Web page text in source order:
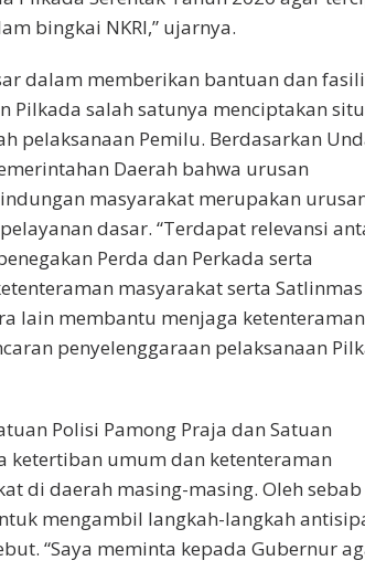
bingkai NKRI,” ujarnya.
dalam memberikan bantuan dan
Pilkada salah satunya menciptakan
pelaksanaan Pemilu. Berdasarkan
Daerah bahwa urusan
masyarakat merupakan
dasar. “Terdapat relevansi
Perda dan Perkada serta
masyarakat serta
lain membantu menjaga
penyelenggaraan pelaksanaan
Polisi Pamong Praja dan Satuan
ketertiban umum dan ketenteraman
di daerah masing-masing. Oleh
mengambil langkah-langkah
“Saya meminta kepada Gubernur